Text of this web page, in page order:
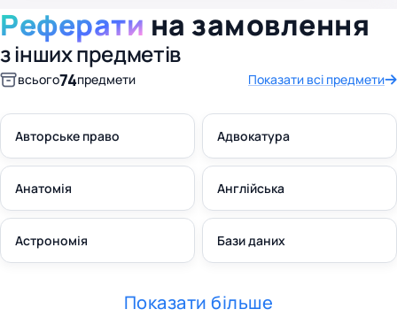
Реферати на замовлення
з інших предметів
всього74предмети Показати всі предмети
Авторське право Адвокатура
Анатомія Англійська
Астрономія Бази даних
Показати більше